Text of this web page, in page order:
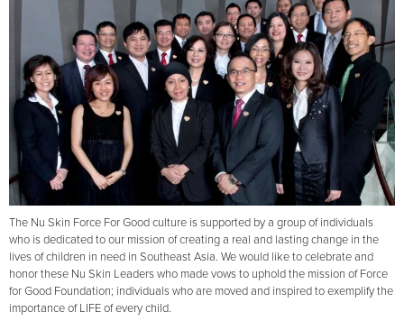
The Nu Skin Force For Good culture is supported by a group of individuals
who is dedicated to our mission of creating a real and lasting change in the
lives of children in need in Southeast Asia. We would like to celebrate and
honor these Nu Skin Leaders who made vows to uphold the mission of Force
for Good Foundation; individuals who are moved and inspired to exemplify the
importance of LIFE of every child.